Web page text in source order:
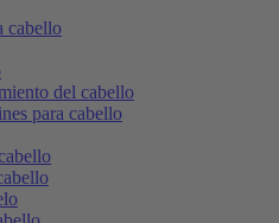
cabello
del cabello
para cabello